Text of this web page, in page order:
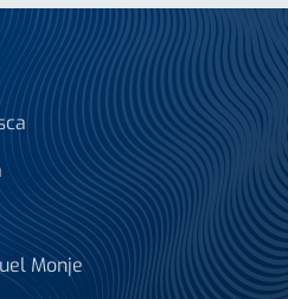
Monje